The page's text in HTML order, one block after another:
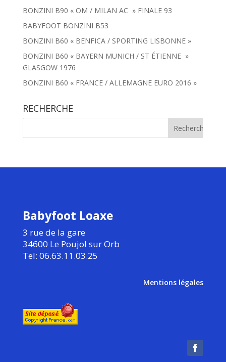
BONZINI B90 « OM / MILAN AC » FINALE 93
BABYFOOT BONZINI B53
BONZINI B60 « BENFICA / SPORTING LISBONNE »
BONZINI B60 « BAYERN MUNICH / ST ÉTIENNE »
GLASGOW 1976
BONZINI B60 « FRANCE / ALLEMAGNE EURO 2016 »
RECHERCHE
Babyfoot Loaxe
3 rue de la gare
34600 Le Poujol sur Orb
Tel: 06.63.11.03.25
Mentions légales